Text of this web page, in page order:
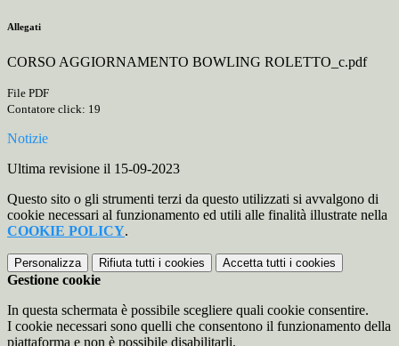
Allegati
CORSO AGGIORNAMENTO BOWLING ROLETTO_c.pdf
File PDF
Contatore click: 19
Notizie
Ultima revisione il 15-09-2023
Questo sito o gli strumenti terzi da questo utilizzati si avvalgono di
cookie necessari al funzionamento ed utili alle finalità illustrate nella
COOKIE POLICY.
Personalizza Rifiuta tutti i cookies Accetta tutti i cookies
Gestione cookie
In questa schermata è possibile scegliere quali cookie consentire.
I cookie necessari sono quelli che consentono il funzionamento della
piattaforma e non è possibile disabilitarli.